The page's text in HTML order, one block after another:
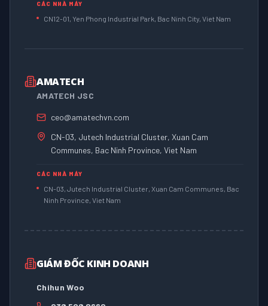
CÁC NHÀ MÁY
CN12-01, Yen Phong Industrial Park, Bac Ninh City, Viet Nam
AMATECH
AMATECH JSC
ceo@amatechvn.com
CN-03, Jutech Industrial Cluster, Xuan Cam
Communes, Bac Ninh Province, Viet Nam
CÁC NHÀ MÁY
CN-03, Jutech Industrial Cluster, Xuan Cam Communes, Bac
Ninh Province, Viet Nam
GIÁM ĐỐC KINH DOANH
Chihun Woo